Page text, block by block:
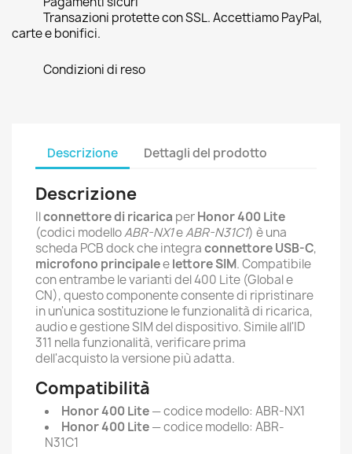
Transazioni protette con SSL. Accettiamo PayPal,
carte e bonifici.
Condizioni di reso
Descrizione Dettagli del prodotto
Descrizione
Ilconnettore di ricarica perHonor 400 Lite
(codici modelloABR-NX1eABR-N31C1) è una
scheda PCB dock che integraconnettore USB-C,
microfono principaleelettore SIM. Compatibile
con entrambe le varianti del 400 Lite (Global e
CN), questo componente consente di ripristinare
in un'unica sostituzione le funzionalità di ricarica,
audio e gestione SIM del dispositivo. Simile all'ID
311 nella funzionalità, verificare prima
dell'acquisto la versione più adatta.
Compatibilità
Honor 400 Lite— codice modello: ABR-NX1
Honor 400 Lite— codice modello: ABR-
N31C1